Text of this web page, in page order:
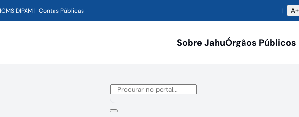
ICMS DIPAM Contas Públicas A+
Sobre JahuÓrgãos Públicos